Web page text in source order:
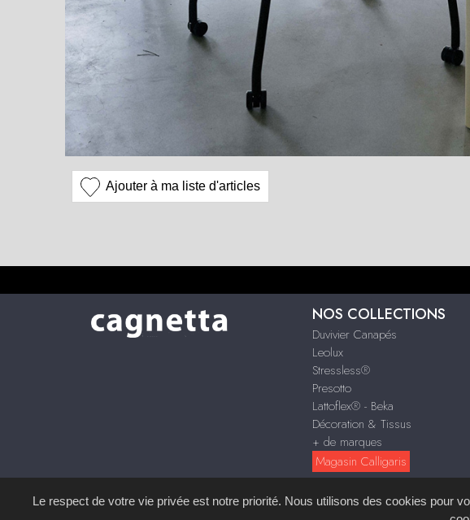
Ajouter à ma liste d'articles
NOS COLLECTIONS
Duvivier Canapés
Leolux
Stressless®
Presotto
Lattoflex® - Beka
Décoration & Tissus
+ de marques
Magasin Calligaris
Le respect de votre vie privée est notre priorité. Nous utilisons des cookies pour